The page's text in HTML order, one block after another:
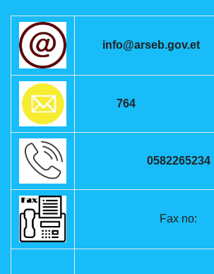
info@arseb.gov.et
764
0582265234
Fax no: